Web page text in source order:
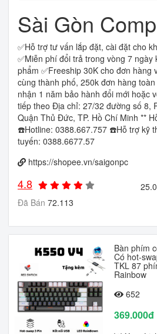
Sài Gòn
✅Hỗ trợ tư vấn lắp đặt, cài đặt cho
✅Miễn phí đổi trả trong vòng 7 ngày
phẩm ✅Freeship 30K cho đơn hàng
cùng thành phố, 250k đơn hàng
nhận 1 năm bảo hành đổi mới hoặc
tiếp theo Địa chỉ: 27/32 đường số 8,
Quận Thủ Đức, TP. Hồ Chí Minh **
☎️Hotline: ‭0388.667.757 ☎️Hỗ trợ kỹ
tuyến: 0388.6677.57
https://shopee.vn/saigonpc
4.8
Đã Bán 72.113
Bàn phím
Có hot-
TKL 87
Rainbow
652
369.000đ